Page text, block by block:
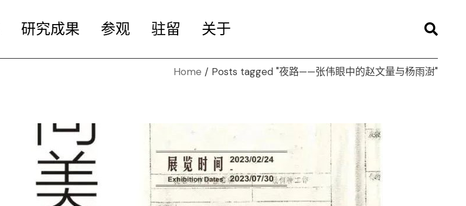
研究成果 参观 驻留 关于
Home Posts tagged "夜路——张伟眼中的赵文量与杨雨澍"